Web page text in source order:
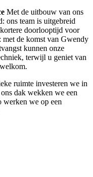
Met de uitbouw van ons
ons team is uitgebreid
doorlooptijd voor
met de komst van Gwendy
kunnen onze
terwijl u geniet van
ruimte investeren we in
dak wekken we een
werken we op een